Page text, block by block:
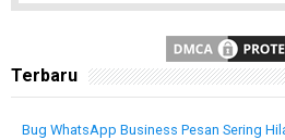
Terbaru
Bug WhatsApp Business Pesan Sering